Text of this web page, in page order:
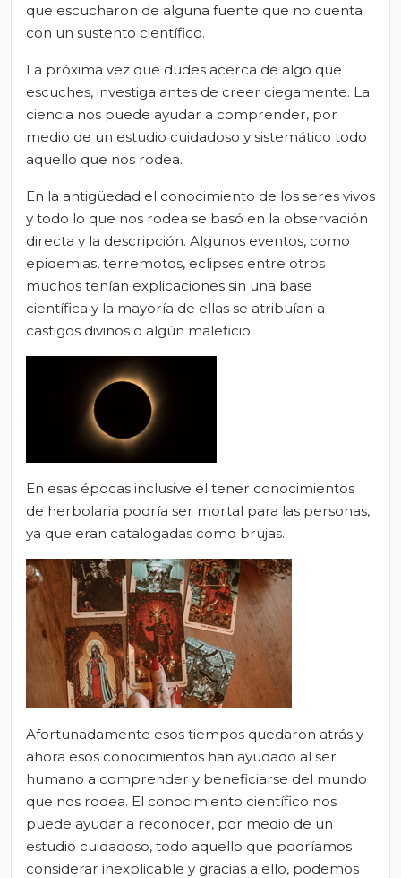
que escucharon de alguna fuente que no cuenta
con un sustento científico.
La próxima vez que dudes acerca de algo que
escuches, investiga antes de creer ciegamente. La
ciencia nos puede ayudar a comprender, por
medio de un estudio cuidadoso y sistemático todo
aquello que nos rodea.
En la antigüedad el conocimiento de los seres vivos
y todo lo que nos rodea se basó en la observación
directa y la descripción. Algunos eventos, como
epidemias, terremotos, eclipses entre otros
muchos tenían explicaciones sin una base
científica y la mayoría de ellas se atribuían a
castigos divinos o algún maleficio.
En esas épocas inclusive el tener conocimientos
de herbolaria podría ser mortal para las personas,
ya que eran catalogadas como brujas.
Afortunadamente esos tiempos quedaron atrás y
ahora esos conocimientos han ayudado al ser
humano a comprender y beneficiarse del mundo
que nos rodea. El conocimiento científico nos
puede ayudar a reconocer, por medio de un
estudio cuidadoso, todo aquello que podríamos
considerar inexplicable y gracias a ello, podemos